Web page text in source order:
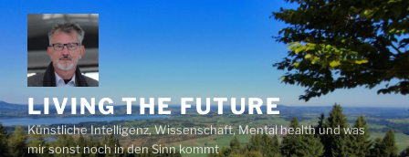
Zum
Inhalt
springen
LIVING THE FUTURE
Künstliche Intelligenz, Wissenschaft, Mental health und was
mir sonst noch in den Sinn kommt